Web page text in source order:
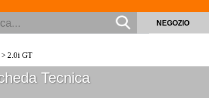
NEGOZIO
> 2.0i GT
Tecnica